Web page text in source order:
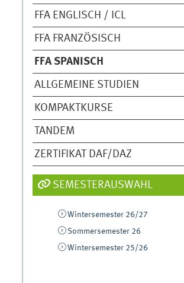
FFA ENGLISCH / ICL
FFA FRANZÖSISCH
FFA SPANISCH
ALLGEMEINE STUDIEN
KOMPAKTKURSE
TANDEM
ZERTIFIKAT DAF/DAZ
SEMESTERAUSWAHL
Wintersemester 26/27
Sommersemester 26
Wintersemester 25/26